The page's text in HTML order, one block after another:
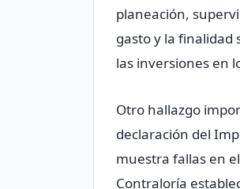
planeación,
gasto y la finalidad
las inversiones en
Otro hallazgo
declaración del
muestra fallas en
Contraloría